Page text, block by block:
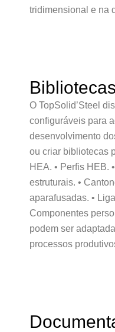
tridimensional e na
O TopSolid’Steel
configuráveis para
desenvolvimento
ou criar bibliotecas
HEA. • Perfis HEB.
estruturais. •
aparafusadas. •
Componentes
podem ser
processos